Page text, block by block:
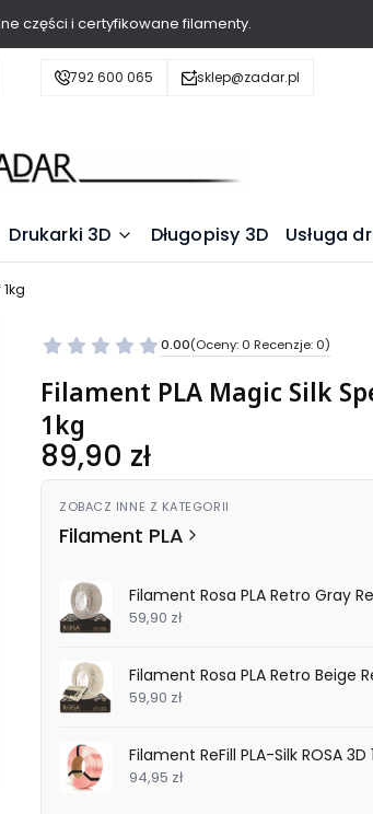
części i certyfikowane filamenty.
792 600 065 sklep@zadar.pl
Drukarki 3D Długopisy 3D Usługa
0.00(Oceny: 0 Recenzje: 0)
Filament PLA Magic Silk
1kg
Cena
89,90 zł
ZOBACZ INNE Z KATEGORII
Filament PLA
Filament Rosa PLA Retro Gray
59,90 zł
Filament Rosa PLA Retro Beige
59,90 zł
Filament ReFill PLA-Silk ROSA
94,95 zł